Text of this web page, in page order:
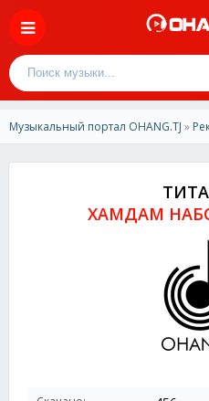
Музыкальный портал OHANG.TJ »
ХАМДАМ